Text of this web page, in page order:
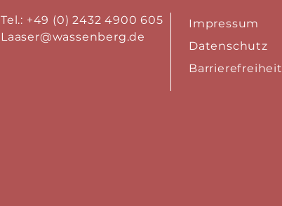
Tel.: +49 (0) 2432 4900 605
Laaser@wassenberg.de
Impressum
Datenschutz
Barrierefreiheit